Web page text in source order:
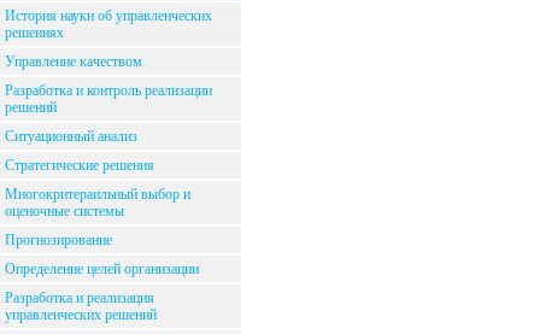
История науки об управленческих
решениях
Управление качеством
Разработка и контроль реализации
решений
Ситуационный анализ
Стратегические решения
Многокритераильный выбор и
оценочные системы
Прогнозирование
Определение целей организации
Разработка и реализация
управленческих решений